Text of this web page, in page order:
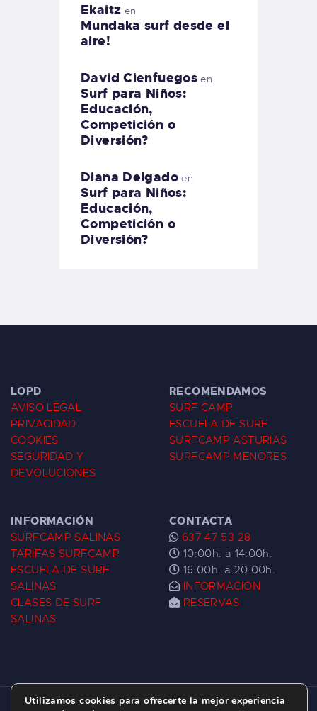
Ekaitz en
Mundaka surf desde el
aire!
David Cienfuegos en
Surf para Niños:
Educación,
Competición o
Diversión?
Diana Delgadoen
Surf para Niños:
Educación,
Competición o
Diversión?
LOPD
AVISO LEGAL
PRIVACIDAD
COOKIES
SEGURIDAD Y
DEVOLUCIONES
RECOMENDAMOS
SURF CAMP
ESCUELA DE SURF
SURFCAMP ASTURIAS
SURFCAMP MENORES
INFORMACIÓN
SURFCAMP SALINAS
TARIFAS SURFCAMP
ESCUELA DE SURF
SALINAS
CLASES DE SURF
SALINAS
CONTACTA
637 47 53 28
10:00h. a 14:00h.
16:00h. a 20:00h.
INFORMACIÓN
RESERVAS
Utilizamos cookies para ofrecerte la mejor experiencia